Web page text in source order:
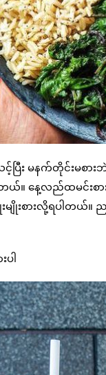
သင့်ပြီး မနက်တိုင်းမ
ေ့လည်ထမင်းစားပြီ
းစားလို့ရပါတယ်
ပါ